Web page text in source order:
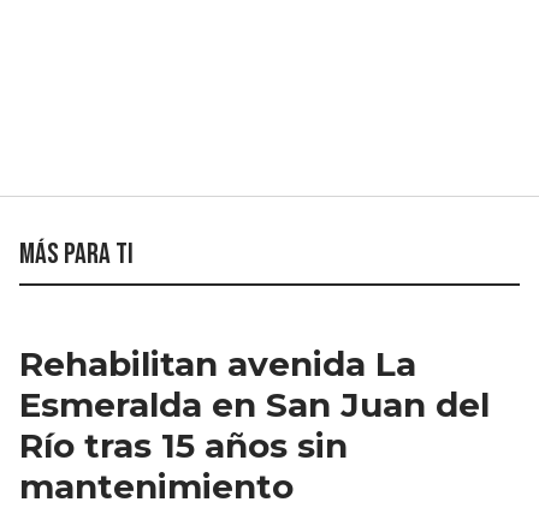
Más para ti
Rehabilitan avenida La
Esmeralda en San Juan del
Río tras 15 años sin
mantenimiento